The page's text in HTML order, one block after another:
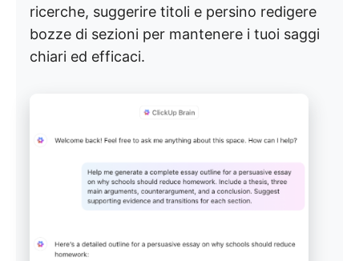
ricerche, suggerire titoli e persino redigere
bozze di sezioni per mantenere i tuoi saggi
chiari ed efficaci.